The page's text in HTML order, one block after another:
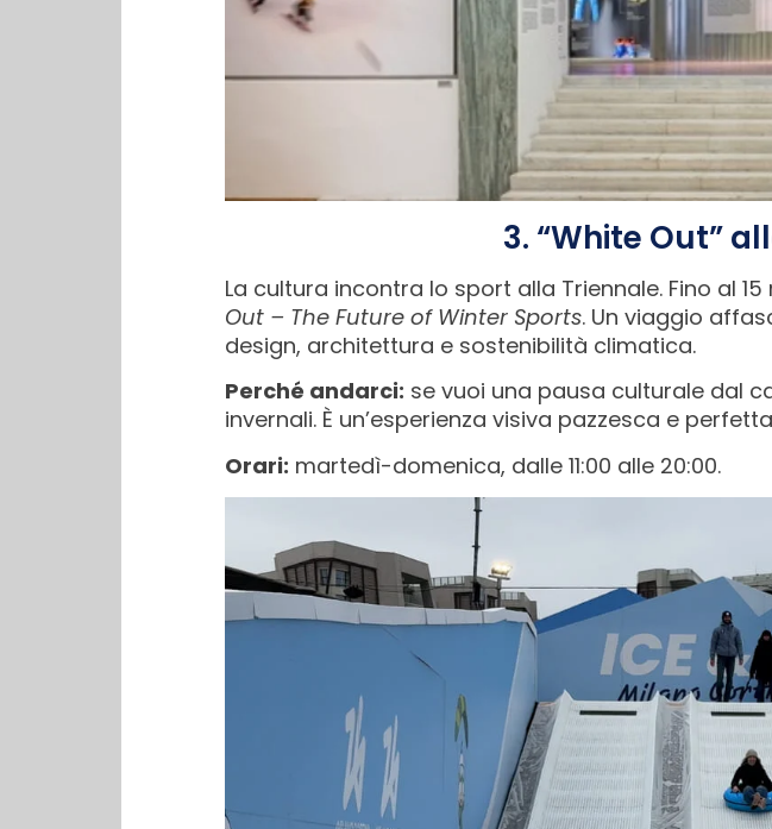
3. “White Out”
La cultura incontra lo sport alla Triennale. Fino al
Out – The Future of Winter Sports. Un viaggio
design, architettura e sostenibilità climatica.
Perché andarci: se vuoi una pausa culturale dal
invernali. È un’esperienza visiva pazzesca e
Orari: martedì-domenica, dalle 11:00 alle 20:00.